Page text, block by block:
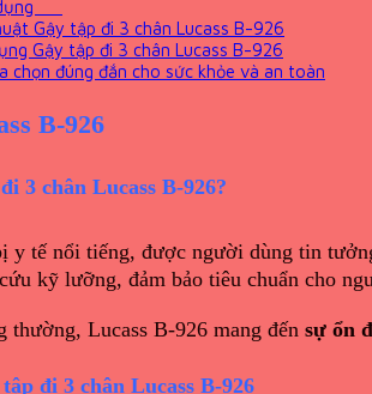
dụng
Gậy tập đi 3 chân Lucass B-926
Gậy tập đi 3 chân Lucass B-926
chọn đúng đắn cho sức khỏe và an toàn
B-926
3 chân Lucass B-926?
y tế nổi tiếng, được người dùng tin
kỹ lưỡng, đảm bảo tiêu chuẩn cho
thường, Lucass B-926 mang đến sự ổn
đi 3 chân Lucass B-926